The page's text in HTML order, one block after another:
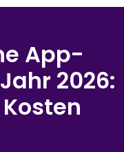
App-
2026: